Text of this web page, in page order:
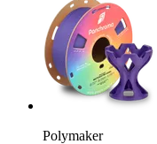
Polymaker